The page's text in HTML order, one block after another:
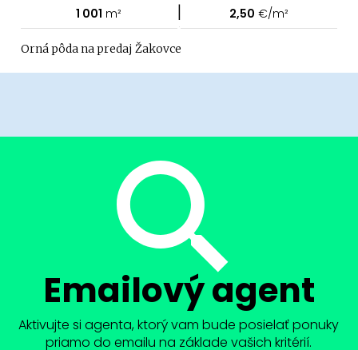
1 001 m² | 2,50 €/m²
Orná pôda na predaj Žakovce
Emailový agent
Aktivujte si agenta, ktorý vam bude posielať ponuky
priamo do emailu na základe vašich kritérií.